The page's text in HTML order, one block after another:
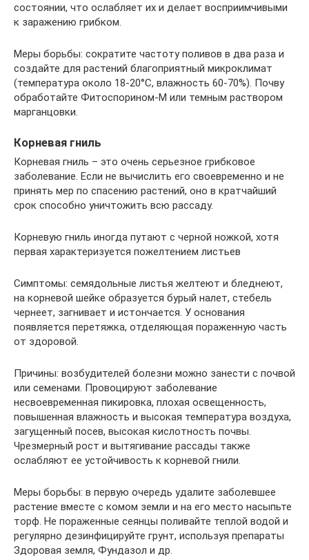
состоянии, что ослабляет их и делает восприимчивыми
к заражению грибком.
Меры борьбы: сократите частоту поливов в два раза и
создайте для растений благоприятный микроклимат
(температура около 18-20°C, влажность 60-70%). Почву
обработайте Фитоспорином-М или темным раствором
марганцовки.
Корневая гниль
Корневая гниль – это очень серьезное грибковое
заболевание. Если не вычислить его своевременно и не
принять мер по спасению растений, оно в кратчайший
срок способно уничтожить всю рассаду.
Корневую гниль иногда путают с черной ножкой, хотя
первая характеризуется пожелтением листьев
Симптомы: семядольные листья желтеют и бледнеют,
на корневой шейке образуется бурый налет, стебель
чернеет, загнивает и истончается. У основания
появляется перетяжка, отделяющая пораженную часть
от здоровой.
Причины: возбудителей болезни можно занести с почвой
или семенами. Провоцируют заболевание
несвоевременная пикировка, плохая освещенность,
повышенная влажность и высокая температура воздуха,
загущенный посев, высокая кислотность почвы.
Чрезмерный рост и вытягивание рассады также
ослабляют ее устойчивость к корневой гнили.
Меры борьбы: в первую очередь удалите заболевшее
растение вместе с комом земли и на его место насыпьте
торф. Не пораженные сеянцы поливайте теплой водой и
регулярно дезинфицируйте грунт, используя препараты
Здоровая земля, Фундазол и др.